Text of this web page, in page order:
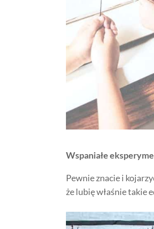
Wspaniałe
Pewnie znacie i
że lubię właśnie takie